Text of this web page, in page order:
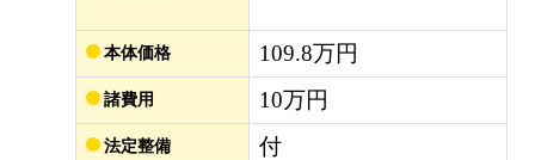
本体価格 109.8万円
諸費用 10万円
法定整備 付